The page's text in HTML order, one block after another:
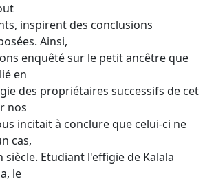
inspirent des conclusions
Ainsi,
enquêté sur le petit ancêtre que
en
des propriétaires successifs de cet
nos
incitait à conclure que celui-ci ne
cas,
Etudiant l'effigie de Kalala
le